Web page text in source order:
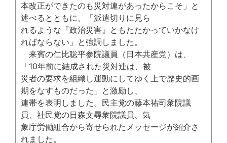
本改正ができたのも災対連があったからこそ」と
述べるとともに、「派遣切りに見ら
れるような『政治災害』ともたたかっていかなけ
ればならない」と強調しました。
来賓の仁比聡平参院議員（日本共産党）は、
「10年前に結成された災対連は、被
災者の要求を組織し運動にしてゆく上で歴史的画
期をなすものだった」と激励し、
連帯を表明しました。民主党の藤本祐司衆院議
員、社民党の日森文尋衆院議員、気
象庁労働組合から寄せられたメッセージが紹介さ
れました。